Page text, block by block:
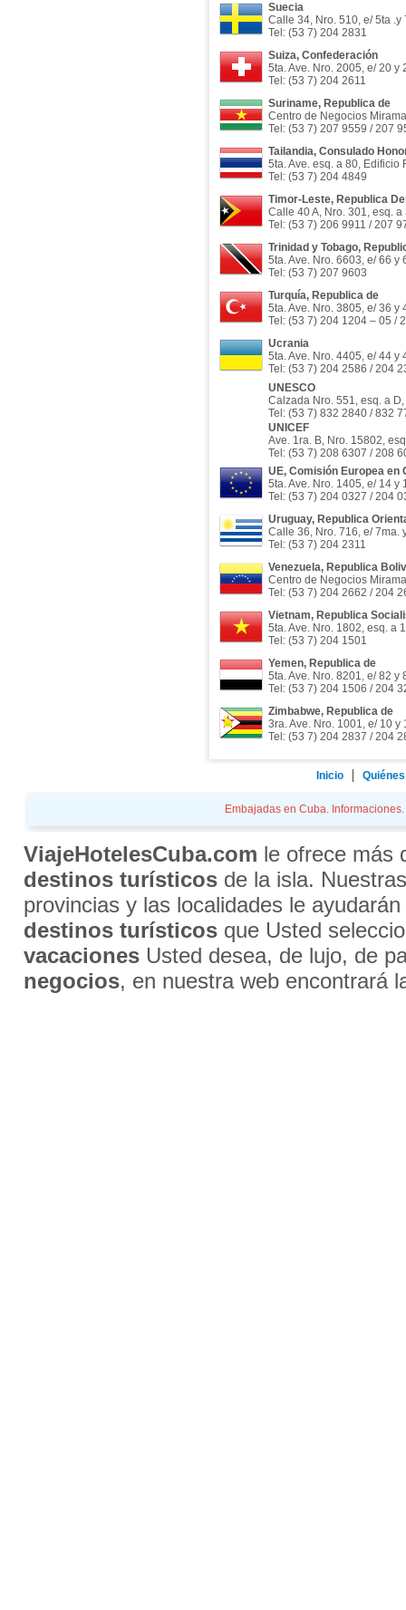
Suecia
Calle 34, Nro. 510, e/ 5ta .y
Tel: (53 7) 204 2831
Suiza, Confederación
5ta. Ave. Nro. 2005, e/ 20 y
Tel: (53 7) 204 2611
Suriname, Republica de
Centro de Negocios
Tel: (53 7) 207 9559 / 207
Tailandia, Consulado
5ta. Ave. esq. a 80, Edificio
Tel: (53 7) 204 4849
Timor-Leste, Republica
Calle 40 A, Nro. 301, esq. a
Tel: (53 7) 206 9911 / 207
Trinidad y Tobago,
5ta. Ave. Nro. 6603, e/ 66 y
Tel: (53 7) 207 9603
Turquía, Republica de
5ta. Ave. Nro. 3805, e/ 36 y
Tel: (53 7) 204 1204 – 05 /
Ucrania
5ta. Ave. Nro. 4405, e/ 44 y
Tel: (53 7) 204 2586 / 204
UNESCO
Calzada Nro. 551, esq. a
Tel: (53 7) 832 2840 / 832
UNICEF
Ave. 1ra. B, Nro. 15802,
Tel: (53 7) 208 6307 / 208
UE, Comisión Europea en
5ta. Ave. Nro. 1405, e/ 14 y
Tel: (53 7) 204 0327 / 204
Uruguay, Republica
Calle 36, Nro. 716, e/ 7ma.
Tel: (53 7) 204 2311
Venezuela, Republica
Centro de Negocios
Tel: (53 7) 204 2662 / 204
Vietnam, Republica
5ta. Ave. Nro. 1802, esq. a
Tel: (53 7) 204 1501
Yemen, Republica de
5ta. Ave. Nro. 8201, e/ 82 y
Tel: (53 7) 204 1506 / 204
Zimbabwe, Republica de
3ra. Ave. Nro. 1001, e/ 10 y
Tel: (53 7) 204 2837 / 204
Inicio
Embajadas en Cuba.
ViajeHotelesCuba.com le ofrece más
destinos turísticosde la isla.
provincias y las localidades le
destinos turísticosque Usted
vacacionesUsted desea, de lujo, de
negocios, en nuestra web encontrará